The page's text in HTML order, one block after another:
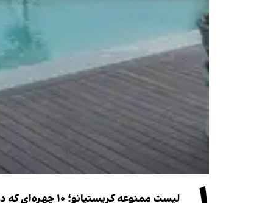
لیست ممنوعه کریستیانو؛ ۱۰ چهره‌ای که در مراسم عروسی رونالدو و جورجینا جایی ندارند